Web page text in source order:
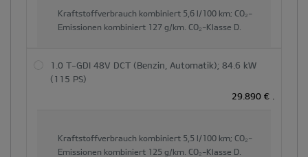
Kraftstoffverbrauch kombiniert 5,6 l/100 km; CO₂-
Emissionen kombiniert 127 g/km. CO₂-Klasse D.
1.0 T-GDI 48V DCT (Benzin, Automatik); 84.6 kW
(115 PS)
29.890 €
Kraftstoffverbrauch kombiniert 5,5 l/100 km; CO₂-
Emissionen kombiniert 125 g/km. CO₂-Klasse D.